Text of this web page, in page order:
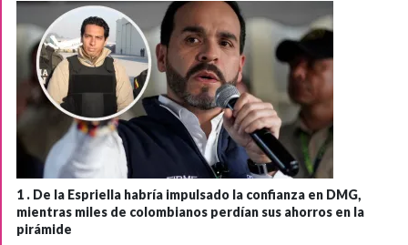
1 . De la Espriella habría impulsado la confianza en DMG,
mientras miles de colombianos perdían sus ahorros en la
pirámide